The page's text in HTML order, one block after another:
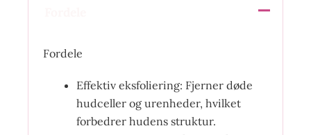
Fordele
Effektiv eksfoliering: Fjerner døde
hudceller og urenheder, hvilket
forbedrer hudens struktur.